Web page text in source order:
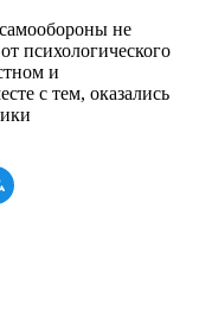
не
психологического
и
с тем, оказались